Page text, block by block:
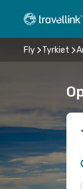
Fly Tyrkiet